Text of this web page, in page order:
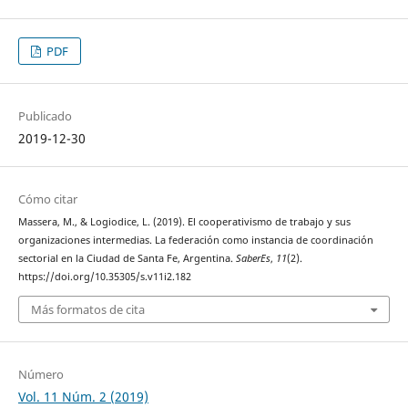
PDF
Publicado
2019-12-30
Cómo citar
Massera, M., & Logiodice, L. (2019). El cooperativismo de trabajo y sus
organizaciones intermedias. La federación como instancia de coordinación
sectorial en la Ciudad de Santa Fe, Argentina. SaberEs, 11(2).
https://doi.org/10.35305/s.v11i2.182
Más formatos de cita
Número
Vol. 11 Núm. 2 (2019)